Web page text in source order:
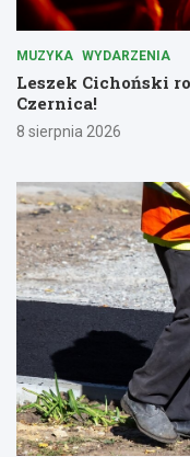
MUZYKA WYDARZENIA
Leszek Cichoński
Czernica!
8 sierpnia 2026